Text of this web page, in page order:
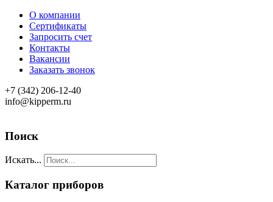
О компании
Сертификаты
Запросить счет
Контакты
Вакансии
Заказать звонок
+7 (342) 206-12-40
info@kipperm.ru
Поиск
Искать...
Каталог приборов